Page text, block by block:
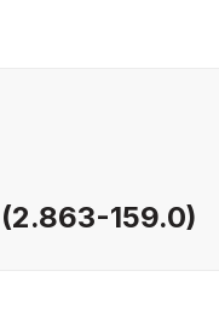
159.0)